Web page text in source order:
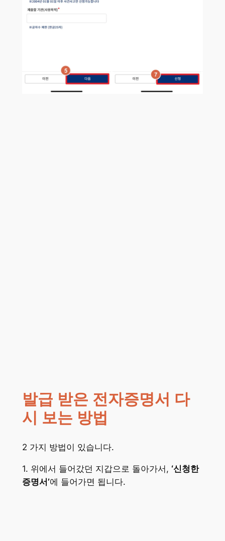
발급 받은 전자증명서 다
시 보는 방법
2 가지 방법이 있습니다.
1. 위에서 들어갔던 지갑으로 돌아가서, ‘신청한
증명서’에 들어가면 됩니다.